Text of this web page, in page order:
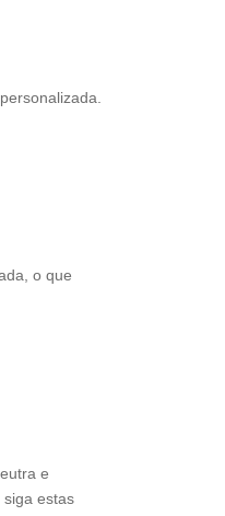
o que
e
estas